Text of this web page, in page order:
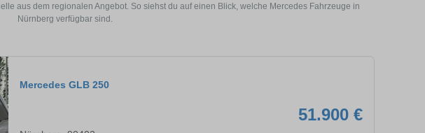
aus dem regionalen Angebot. So siehst du auf einen Blick, welche Mercedes Fahrzeuge in
Nürnberg verfügbar sind.
Mercedes GLB 250
51.900 €